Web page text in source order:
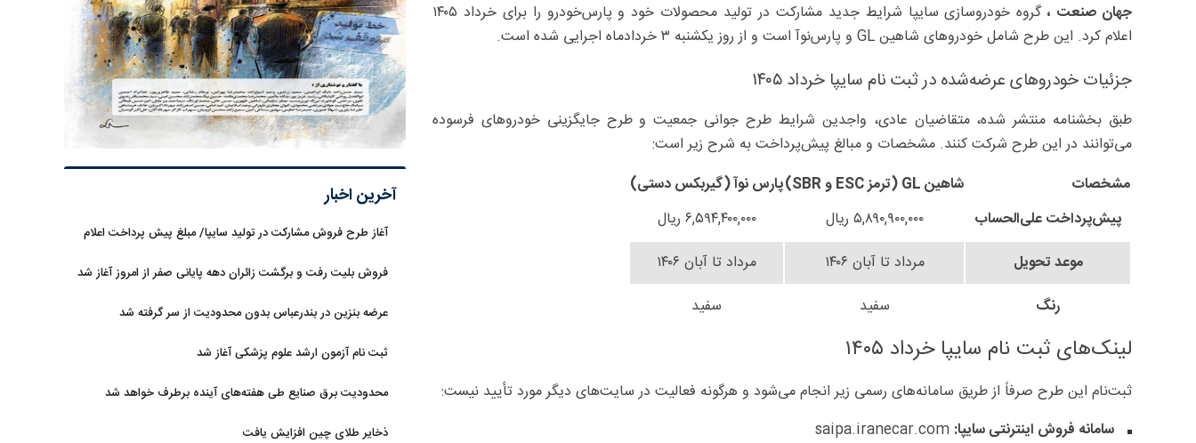
جهان صنعت ،
گروه خودروسازی سایپا شرایط جدید مشارکت در تولید محصولات خود و پارس‌خودرو را برای خرداد ۱۴۰۵
اعلام کرد. این طرح شامل خودروهای شاهین GL و پارس‌نوآ است و از روز یکشنبه ۳ خردادماه اجرایی شده است.
جزئیات خودروهای عرضه‌شده در ثبت نام سایپا خرداد ۱۴۰۵
طبق بخشنامه منتشر شده، متقاضیان عادی، واجدین شرایط طرح جوانی جمعیت و طرح جایگزینی خودروهای فرسوده
می‌توانند در این طرح شرکت کنند. مشخصات و مبالغ پیش‌پرداخت به شرح زیر است:
مشخصات
شاهین GL (ترمز ESC و SBR)
پارس نوآ (گیربکس دستی)
پیش‌پرداخت علی‌الحساب
۵,۸۹۰,۹۰۰,۰۰۰ ریال
۶,۵۹۴,۴۰۰,۰۰۰ ریال
موعد تحویل
مرداد تا آبان ۱۴۰۶
مرداد تا آبان ۱۴۰۶
رنگ
سفید سفید
لینک‌های ثبت‌ نام سایپا خرداد ۱۴۰۵
ثبت‌نام این طرح صرفاً از طریق سامانه‌های رسمی زیر انجام می‌شود و هرگونه فعالیت در سایت‌های دیگر مورد تأیید نیست:
سامانه فروش اینترنتی سایپا:
آخرین اخبار
آغاز طرح فروش مشارکت در تولید سایپا/ مبلغ پیش پرداخت اعلام
فروش بلیت رفت و برگشت زائران دهه پایانی صفر از امروز آغاز شد
عرضه بنزین در بندرعباس بدون محدودیت از سر گرفته شد
ثبت نام آزمون ارشد علوم پزشکی آغاز شد
محدودیت‌ برق صنایع طی هفته‌های آینده برطرف خواهد شد
ذخایر طلای چین افزایش یافت